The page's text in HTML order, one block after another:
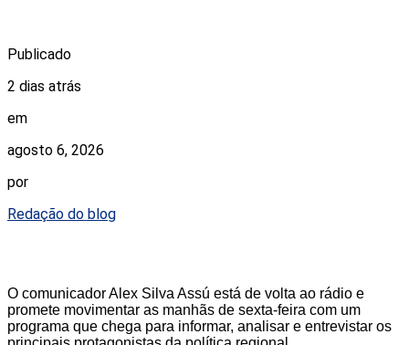
Publicado
2 dias atrás
em
agosto 6, 2026
por
Redação do blog
O comunicador Alex Silva Assú está de volta ao rádio e
promete movimentar as manhãs de sexta-feira com um
programa que chega para informar, analisar e entrevistar os